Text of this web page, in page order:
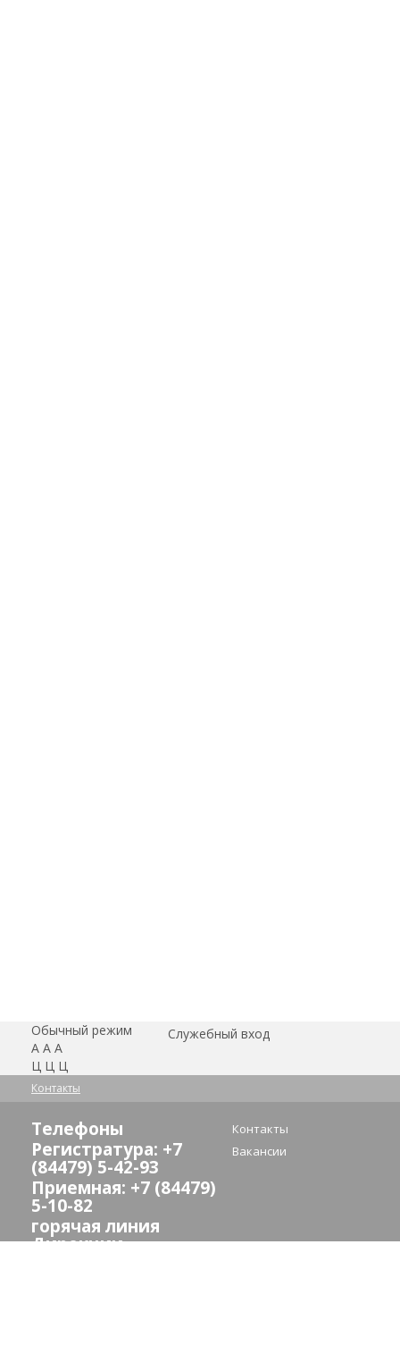
Обычный режим
А А А
Ц Ц Ц
Служебный вход
Контакты
Телефоны
Регистратура: +7
(84479) 5-42-93
Приемная: +7 (84479)
5-10-82
горячая линия
Дирекции
Контакты
Вакансии